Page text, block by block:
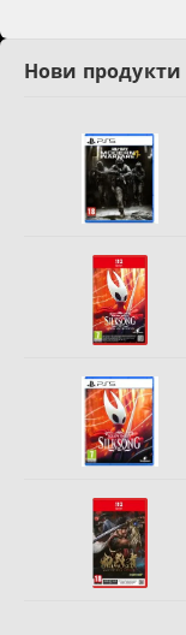
Нови продукти